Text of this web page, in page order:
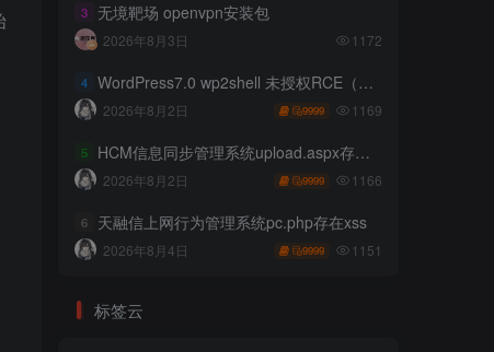
3 无境靶场 openvpn安装包
2026年8月3日 1172
4 WordPress7.0 wp2shell 未授权RCE（CVE-2026-63030 CVE-2026-60137）
2026年8月2日 9999 1169
5 HCM信息同步管理系统upload.aspx存在任意文件上传
2026年8月2日 9999 1166
6 天融信上网行为管理系统pc.php存在xss
2026年8月4日 9999 1151
标签云